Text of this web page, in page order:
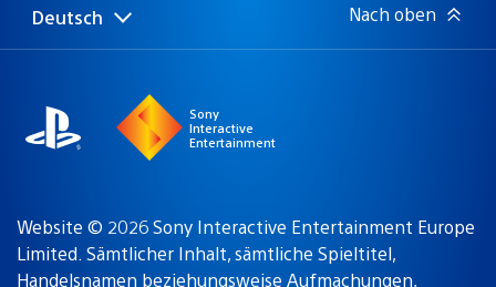
Select
a
Aktuelle
Region:
Deutsch Nach oben
Sony
Interactive
Entertainment
Website © 2026 Sony Interactive Entertainment Europe
Limited. Sämtlicher Inhalt, sämtliche Spieltitel,
Handelsnamen beziehungsweise Aufmachungen,